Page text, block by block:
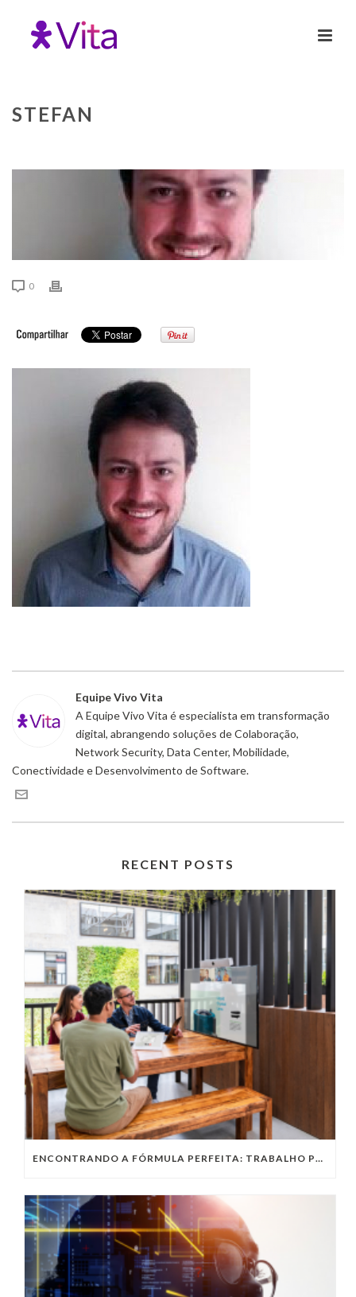
STEFAN
0
Equipe Vivo Vita
A Equipe Vivo Vita é especialista em transformação
digital, abrangendo soluções de Colaboração,
Network Security, Data Center, Mobilidade,
Conectividade e Desenvolvimento de Software.
RECENT POSTS
ENCONTRANDO A FÓRMULA PERFEITA: TRABALHO PRESENCIAL, HOME OFFICE OU TRABALHO HÍBRIDO?